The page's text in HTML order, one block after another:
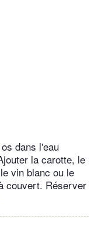
dans l'eau
la carotte, le
vin blanc ou le
couvert. Réserver